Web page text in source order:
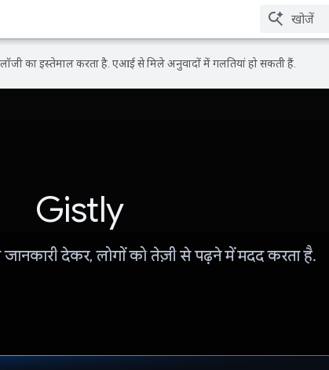
का इस्तेमाल करता है. एआई से मिले अनुवादों में गलतियां हो सकती हैं.
Gistly
देकर, लोगों को तेज़ी से पढ़ने में मदद करता है.